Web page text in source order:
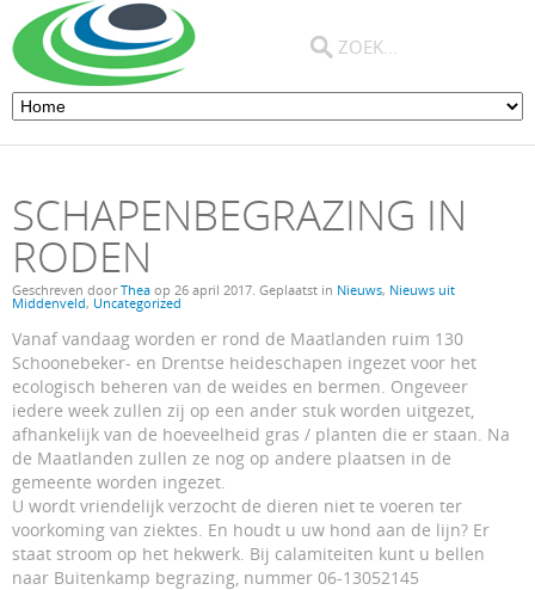
SCHAPENBEGRAZING IN
RODEN
Geschreven doorThea op 26 april 2017. Geplaatst in Nieuws, Nieuws uit
Middenveld, Uncategorized
Vanaf vandaag worden er rond de Maatlanden ruim 130
Schoonebeker- en Drentse heideschapen ingezet voor het
ecologisch beheren van de weides en bermen. Ongeveer
iedere week zullen zij op een ander stuk worden uitgezet,
afhankelijk van de hoeveelheid gras / planten die er staan. Na
de Maatlanden zullen ze nog op andere plaatsen in de
gemeente worden ingezet.
U wordt vriendelijk verzocht de dieren niet te voeren ter
voorkoming van ziektes. En houdt u uw hond aan de lijn? Er
staat stroom op het hekwerk. Bij calamiteiten kunt u bellen
naar Buitenkamp begrazing, nummer 06-13052145